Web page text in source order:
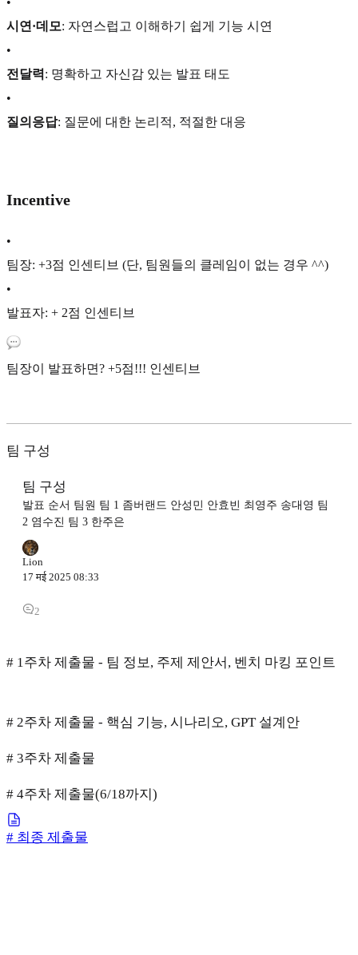
시연·데모: 자연스럽고 이해하기 쉽게 기능 시연
•
전달력: 명확하고 자신감 있는 발표 태도
•
질의응답: 질문에 대한 논리적, 적절한 대응
Incentive
•
팀장: +3점 인센티브 (단, 팀원들의 클레임이 없는 경우 ^^)
•
발표자: + 2점 인센티브
팀장이 발표하면? +5점!!! 인센티브
팀 구성
팀 구성
발표 순서 팀원 팀 1 좀버랜드 안성민 안효빈 최영주 송대영 팀
2 염수진 팀 3 한주은
Lion
17 मई 2025 08:33
2
# 1주차 제출물 - 팀 정보, 주제 제안서, 벤치 마킹 포인트
# 2주차 제출물 - 핵심 기능, 시나리오, GPT 설계안
# 3주차 제출물
# 4주차 제출물(6/18까지)
# 최종 제출물